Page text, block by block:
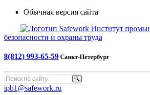
Обычная версия сайта
Safework Институт
безопасности и охраны труда
8(812) 993-65-59 Санкт-Петербург
ipb1@safework.ru